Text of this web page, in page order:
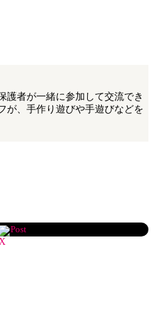
護者が一緒に参加して交流でき
が、手作り遊びや手遊びなどを
Post